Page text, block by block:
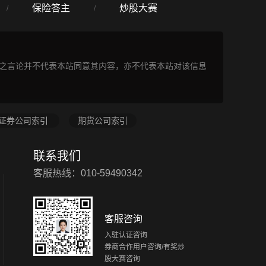
/ 保险答主 / 炒股大赛
论并不代表本站同意其内容，亦不代表本站对该信息
券公司索引 期货公司索引
联系我们
客服热线：010-59490342
客服咨询
入驻认证咨询
券商合作用户咨询/有奖炒
股大赛咨询